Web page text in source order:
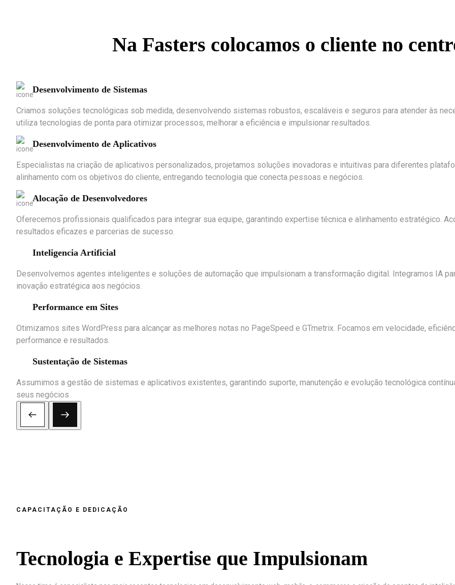
Na Fasters colocamos o cliente no
Desenvolvimento de Sistemas
Criamos soluções tecnológicas sob medida, desenvolvendo sistemas robustos, escaláveis e seguros para atender às
utiliza tecnologias de ponta para otimizar processos, melhorar a eficiência e impulsionar resultados.
Desenvolvimento de Aplicativos
Especialistas na criação de aplicativos personalizados, projetamos soluções inovadoras e intuitivas para diferentes
alinhamento com os objetivos do cliente, entregando tecnologia que conecta pessoas e negócios.
Alocação de Desenvolvedores
Oferecemos profissionais qualificados para integrar sua equipe, garantindo expertise técnica e alinhamento estratégico.
resultados eficazes e parcerias de sucesso.
Inteligencia Artificial
Desenvolvemos agentes inteligentes e soluções de automação que impulsionam a transformação digital. Integramos IA
inovação estratégica aos negócios.
Performance em Sites
Otimizamos sites WordPress para alcançar as melhores notas no PageSpeed e GTmetrix. Focamos em velocidade,
performance e resultados.
Sustentação de Sistemas
Assumimos a gestão de sistemas e aplicativos existentes, garantindo suporte, manutenção e evolução tecnológica
seus negócios.
CAPACITAÇÃO E DEDICAÇÃO
Tecnologia e Expertise que Impulsionam